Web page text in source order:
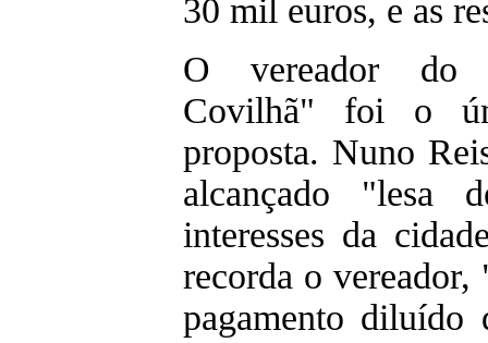
30 mil euros, e as
O vereador do
Covilhã" foi o
proposta. Nuno
alcançado "lesa
interesses da
recorda o
pagamento diluído